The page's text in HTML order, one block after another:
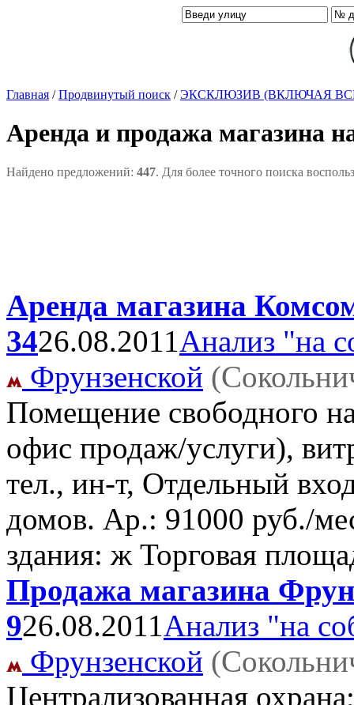
Главная /Продвинутый поиск /ЭКСКЛЮЗИВ (ВКЛЮЧАЯ
Аренда и продажа магазина
Найдено предложений: 447. Для более точного поиска
Аренда магазина
3426.08.2011Анализ "на
Фрунзенской
Помещение свободного
офис продаж/услуги),
тел., ин-т, Отдельный
домов. Ар.: 91000 руб./
здания: ж Торговая
Продажа магазина
926.08.2011Анализ "на
Фрунзенской
Централизованная